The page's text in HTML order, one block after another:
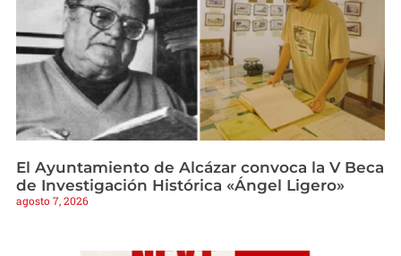
El Ayuntamiento de Alcázar convoca la V Beca
de Investigación Histórica «Ángel Ligero»
agosto 7, 2026